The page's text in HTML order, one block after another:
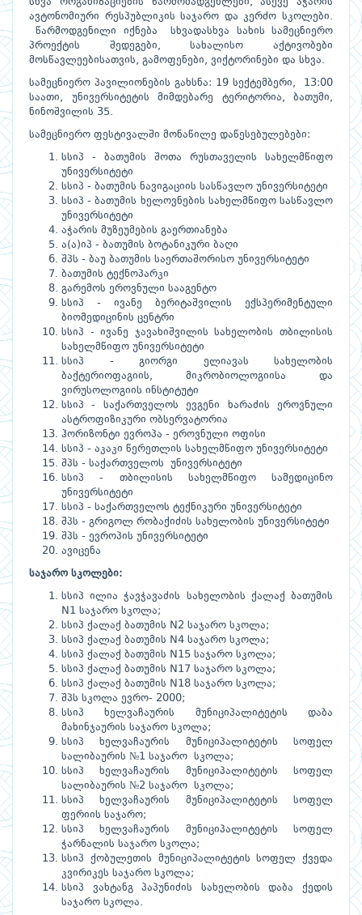
სხვა ორგანიზაციების წარმომადგენლები, ასევე აჭარის
ავტონომიური რესპუბლიკის საჯარო და კერძო სკოლები.
წარმოდგენილი იქნება სხვადასხვა სახის სამეცნიერო
პროექტის შედეგები, სახალისო აქტივობები
მოსწავლეებისათვის, გამოფენები, ვიქტორინები და სხვა.
სამეცნიერო პავილიონების გახსნა: 19 სექტემბერი, 13:00
საათი, უნივერსიტეტის მიმდებარე ტერიტორია, ბათუმი,
ნინოშვილის 35.
სამეცნიერო ფესტივალში მონაწილე დაწესებულებები:
სსიპ - ბათუმის შოთა რუსთაველის სახელმწიფო
უნივერსიტეტი
სსიპ - ბათუმის ნავიგაციის სასწავლო უნივერსიტეტი
სსიპ - ბათუმის ხელოვნების სახელმწიფო სასწავლო
უნივერსიტეტი
აჭარის მუზეუმების გაერთიანება
ა(ა)იპ - ბათუმის ბოტანიკური ბაღი
შპს - ბაუ ბათუმის საერთაშორისო უნივერსიტეტი
ბათუმის ტექნოპარკი
გარემოს ეროვნული სააგენტო
სსიპ - ივანე ბერიტაშვილის ექსპერიმენტული
ბიომედიცინის ცენტრი
სსიპ - ივანე ჯავახიშვილის სახელობის თბილისის
სახელმწიფო უნივერსიტეტი
სსიპ - გიორგი ელიავას სახელობის
ბაქტერიოფაგიის, მიკრობიოლოგიისა და
ვირუსოლოგიის ინსტიტუტი
სსიპ - საქართველოს ევგენი ხარაძის ეროვნული
ასტროფიზიკური ობსერვატორია
ჰორიზონტი ევროპა - ეროვნული ოფისი
სსიპ - აკაკი წერეთლის სახელმწიფო უნივერსიტეტი
შპს - საქართველოს უნივერსიტეტი
სსიპ - თბილისის სახელმწიფო სამედიცინო
უნივერსიტეტი
სსიპ - საქართველოს ტექნიკური უნივერსიტეტი
შპს - გრიგოლ რობაქიძის სახელობის უნივერსიტეტი
შპს - ევროპის უნივერსიტეტი
ავიცენა
საჯარო სკოლები:
სსიპ ილია ჭავჭავაძის სახელობის ქალაქ ბათუმის
N1 საჯარო სკოლა;
სსიპ ქალაქ ბათუმის N2 საჯარო სკოლა;
სსიპ ქალაქ ბათუმის N4 საჯარო სკოლა;
სსიპ ქალაქ ბათუმის N15 საჯარო სკოლა;
სსიპ ქალაქ ბათუმის N17 საჯარო სკოლა;
სსიპ ქალაქ ბათუმის N18 საჯარო სკოლა;
შპს სკოლა ევრო- 2000;
სსიპ ხელვაჩაურის მუნიციპალიტეტის დაბა
მახინჯაურის საჯარო სკოლა;
სსიპ ხელვაჩაურის მუნიციპალიტეტის სოფელ
სალიბაურის №1 საჯარო სკოლა;
სსიპ ხელვაჩაურის მუნიციპალიტეტის სოფელ
სალიბაურის №2 საჯარო სკოლა;
სსიპ ხელვაჩაურის მუნიციპალიტეტის სოფელ
ფერიის საჯარო;
სსიპ ხელვაჩაურის მუნიციპალიტეტის სოფელ
ჭარნალის საჯარო სკოლა;
სსიპ ქობულეთის მუნიციპალიტეტის სოფელ ქვედა
კვირიკეს საჯარო სკოლა;
სსიპ ვახტანგ პაპუნიძის სახელობის დაბა ქედის
საჯარო სკოლა.